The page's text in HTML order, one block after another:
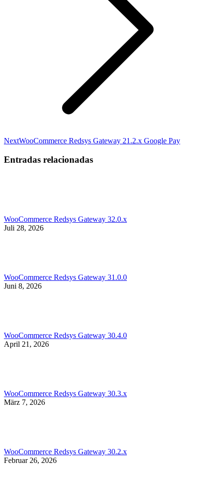
NextNext
WooCommerce Redsys Gateway 21.2.x Google Pay
Entradas relacionadas
WooCommerce Redsys Gateway 32.0.x
Juli 28, 2026
WooCommerce Redsys Gateway 31.0.0
Juni 8, 2026
WooCommerce Redsys Gateway 30.4.0
April 21, 2026
WooCommerce Redsys Gateway 30.3.x
März 7, 2026
WooCommerce Redsys Gateway 30.2.x
Februar 26, 2026